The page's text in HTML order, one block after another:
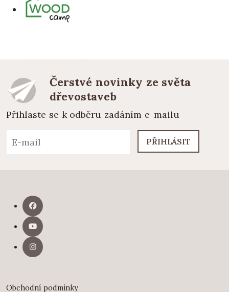
Čerstvé novinky ze světa
dřevostaveb
Přihlaste se k odběru zadáním e-mailu
PŘIHLÁSIT
Obchodní podmínky